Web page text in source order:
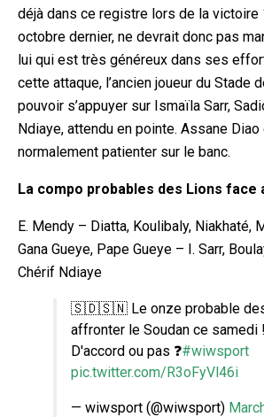
déjà dans ce registre lors de la victoire
octobre dernier, ne devrait donc pas
lui qui est très généreux dans ses
cette attaque, l’ancien joueur du Stade
pouvoir s’appuyer sur Ismaïla Sarr,
Ndiaye, attendu en pointe. Assane
normalement patienter sur le banc.
La compo probables des Lions face
E. Mendy – Diatta, Koulibaly, Niakhaté,
Gana Gueye, Pape Gueye – I. Sarr,
Chérif Ndiaye
🇸🇩🇸🇳 Le onze probable
affronter le Soudan ce samedi !
D'accord ou pas ❓#wiwsport
pic.twitter.com/R3oFyVl46i
— wiwsport (@wiwsport)